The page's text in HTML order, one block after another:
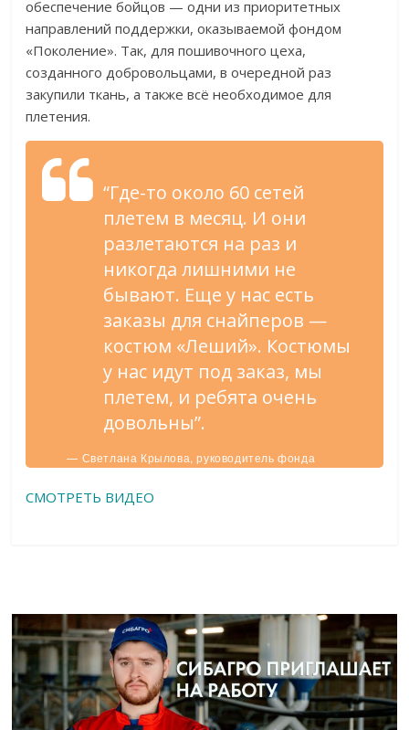
обеспечение бойцов — одни из приоритетных
направлений поддержки, оказываемой фондом
«Поколение». Так, для пошивочного цеха,
созданного добровольцами, в очередной раз
закупили ткань, а также всё необходимое для
плетения.
“Где-то около 60 сетей
плетем в месяц. И они
разлетаются на раз и
никогда лишними не
бывают. Еще у нас есть
заказы для снайперов —
костюм «Леший». Костюмы
у нас идут под заказ, мы
плетем, и ребята очень
довольны”.
— Светлана Крылова, руководитель фонда
“Русский тыл”.
СМОТРЕТЬ ВИДЕО